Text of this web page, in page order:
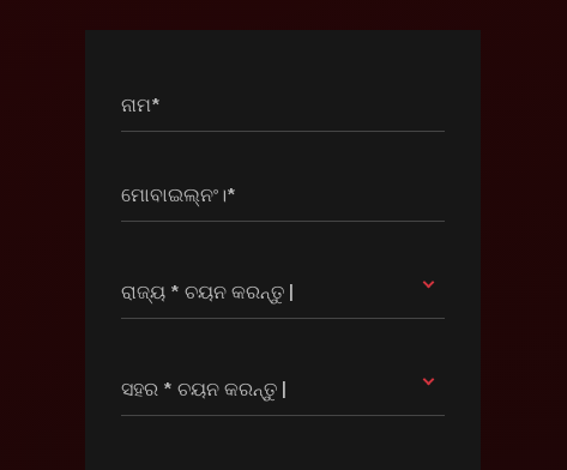
ନାମ*
ମୋବାଇଲ୍ନଂ।*
ରାଜ୍ୟ * ଚୟନ କରନ୍ତୁ |
ସହର * ଚୟନ କରନ୍ତୁ |